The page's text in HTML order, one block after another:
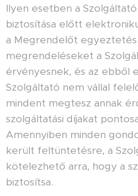
Ilyen esetben a
biztosítása előtt
a Megrendelőt egyeztetés
megrendeléseket a
érvényesnek, és az ebből
Szolgáltató nem vállal
mindent megtesz annak
szolgáltatási díjakat
Amennyiben minden
került feltüntetésre, a
kötelezhető arra, hogy a
biztosítsa.